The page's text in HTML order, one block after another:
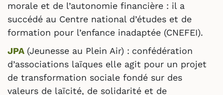
morale et de l’autonomie financière : il a
succédé au Centre national d’études et de
formation pour l’enfance inadaptée (CNEFEI).
JPA (Jeunesse au Plein Air) : confédération
d’associations laïques elle agit pour un projet
de transformation sociale fondé sur des
valeurs de laïcité, de solidarité et de